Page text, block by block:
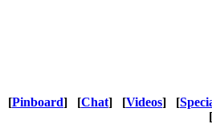
[Pinboard] [Chat] [Videos] [
[